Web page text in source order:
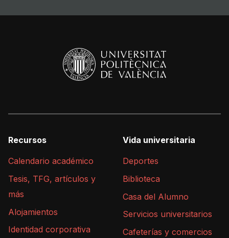
Recursos
Calendario académico
Tesis, TFG, artículos y
más
Alojamientos
Identidad corporativa
Vida universitaria
Deportes
Biblioteca
Casa del Alumno
Servicios universitarios
Cafeterías y comercios